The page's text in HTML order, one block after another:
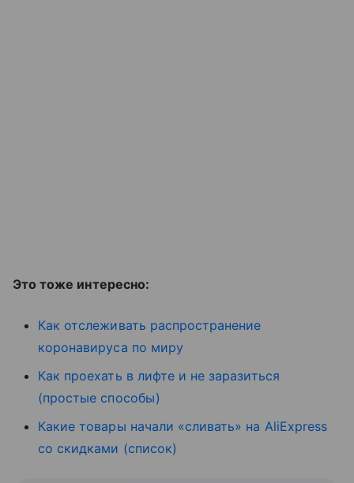
Это тоже интересно:
Как отслеживать распространение
коронавируса по миру
Как проехать в лифте и не заразиться
(простые способы)
Какие товары начали «сливать» на AliExpress
со скидками (список)